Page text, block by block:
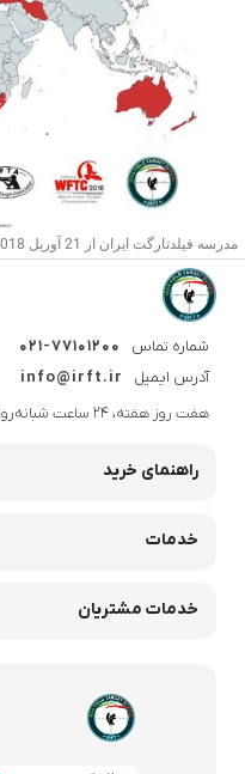
مدرسه فیلدتارگت ایران از 21 آوریل 2018 عضو فدراسیون جهانی فیلدتارگت WFTF است
شماره تماس
021-77101200
آدرس ایمیل
info@irft.ir
هفت روز هفته، ۲۴ ساعت شبانه‌روز پاسخگوی شما هستیم.
راهنمای خرید
خدمات
خدمات مشتریان